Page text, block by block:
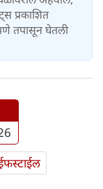
प्रकाशित
तपासून घेतली